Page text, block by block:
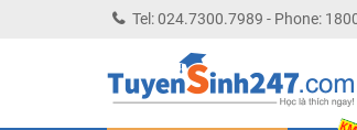
Tel: 024.7300.7989 - Phone: